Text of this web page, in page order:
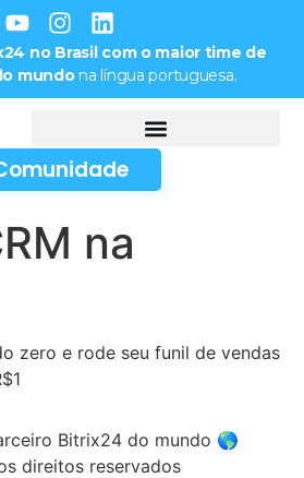
no Brasil com o maior time de
mundona língua portuguesa.
na
zero e rode seu funil de vendas
Bitrix24 do mundo 🌎
direitos reservados